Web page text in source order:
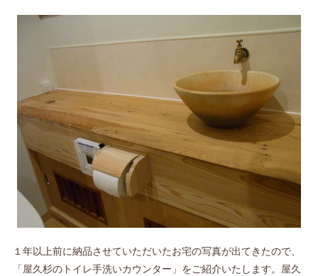
１年以上前に納品させていただいたお宅の写真が出てきたので、
「屋久杉のトイレ手洗いカウンター」をご紹介いたします。屋久